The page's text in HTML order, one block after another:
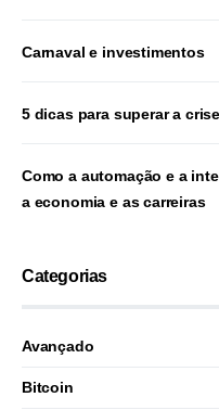
Carnaval e investimentos
5 dicas para superar a
Como a automação e a
a economia e as carreiras
Categorias
Avançado
Bitcoin